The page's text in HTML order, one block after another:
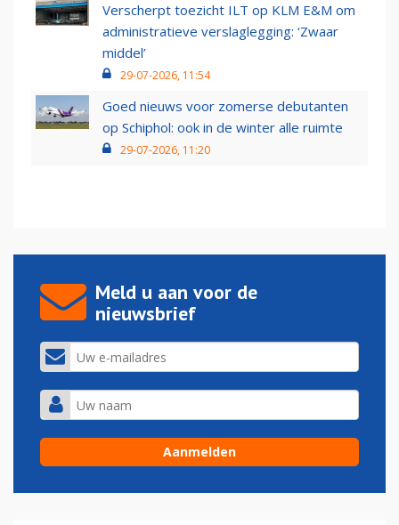
Verscherpt toezicht ILT op KLM E&M om
administratieve verslaglegging: ‘Zwaar
middel’
29-07-2026, 11:54
Goed nieuws voor zomerse debutanten
op Schiphol: ook in de winter alle ruimte
29-07-2026, 11:20
Meld u aan voor de
nieuwsbrief